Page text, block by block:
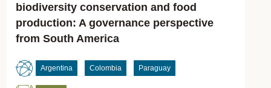
biodiversity conservation and food
production: A governance perspective
from South America
Argentina Colombia Paraguay